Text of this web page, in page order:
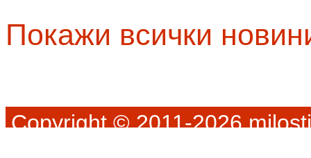
Покажи всички
Copyright © 2011-2026